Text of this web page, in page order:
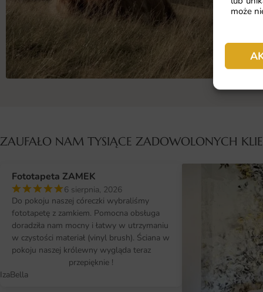
może
ZAUFAŁO NAM TYSIĄCE ZADOWOLONYCH
Fototapeta ZAMEK
6 sierpnia, 2026
Do pokoju naszej córeczki wybraliśmy
fototapetę z zamkiem. Pomocna obsługa
doradziła nam mocny i łatwy w utrzymaniu
w czystości materiał (vinyl brush). Ściana w
pokoju naszej królewny wygląda teraz
przepięknie !
IzaBella